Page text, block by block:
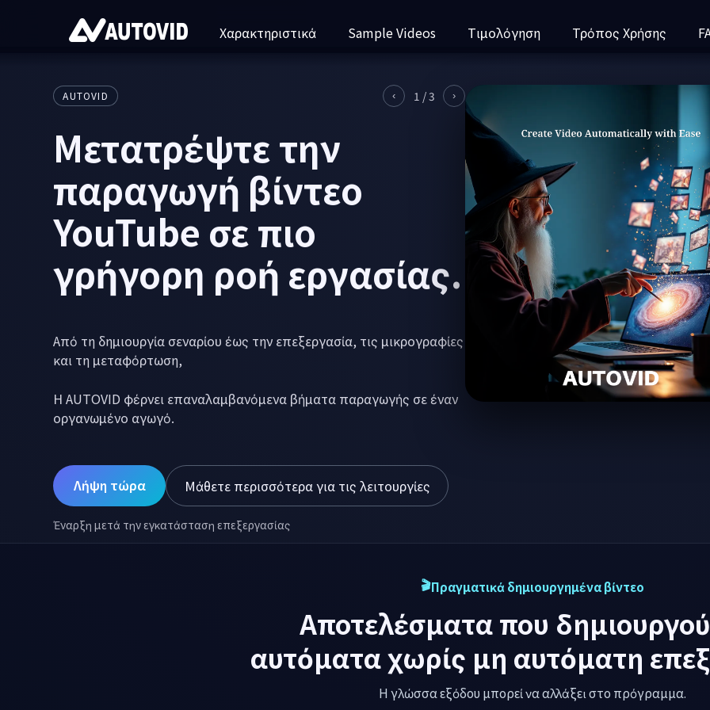
Χαρακτηριστικά Sample Videos Τιμολόγηση Τρόπος Χρήσης
AUTOVID ‹ 2 /3 ›
Μειώστε την
επαναλαμβανόμενη
εργασία και
επικεντρωθείτε στη
περιεχομένου σας.
Πρότυπα σύντομης/μακράς φόρμας, αυτόματοι υπότιτλοι,
Προετοιμάστε τις εργασίες ρουτίνας παραγωγής γρηγορότερα ενώ
ελέγχετε και ελέγχετε το τελικό αποτέλεσμα.
Πραγματικά δημιουργημένα βίντεο